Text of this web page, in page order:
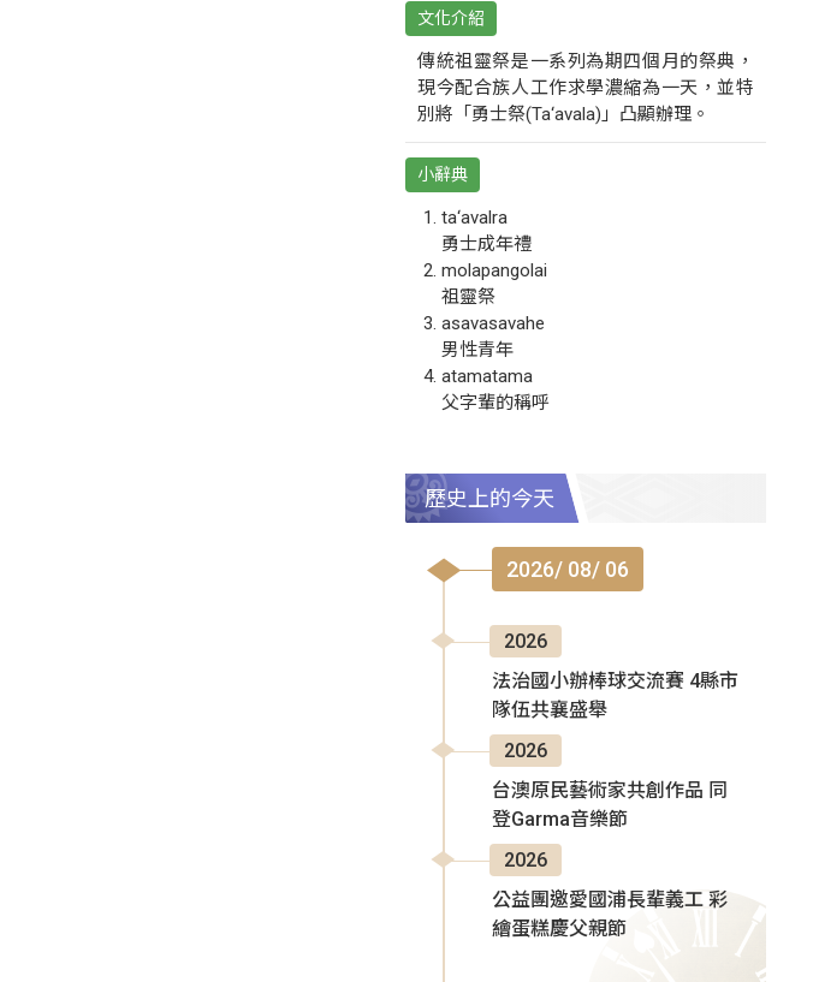
文化介紹
傳統祖靈祭是一系列為期四個月的祭典，
現今配合族人工作求學濃縮為一天，並特
別將「勇士祭(Ta‘avala)」凸顯辦理。
小辭典
ta‘avalra
勇士成年禮
molapangolai
祖靈祭
asavasavahe
男性青年
atamatama
父字輩的稱呼
歷史上的今天
2026/ 08/ 06
2026
法治國小辦棒球交流賽 4縣市
隊伍共襄盛舉
2026
台澳原民藝術家共創作品 同
登Garma音樂節
2026
公益團邀愛國浦長輩義工 彩
繪蛋糕慶父親節